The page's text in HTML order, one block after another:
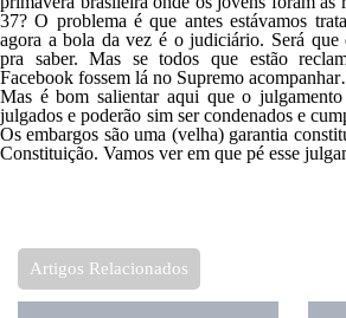
37? O problema é que antes estávamos
agora a bola da vez é o judiciário. Será que
pra saber. Mas se todos que estão
Facebook fossem lá no Supremo
Mas é bom salientar aqui que o
julgados e poderão sim ser condenados e
Os embargos são uma (velha) garantia
Constituição. Vamos ver em que pé esse
Artigos Relacionados